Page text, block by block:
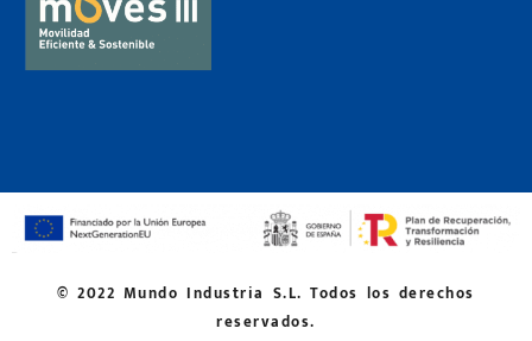
© 2022 Mundo Industria S.L. Todos los derechos
reservados.